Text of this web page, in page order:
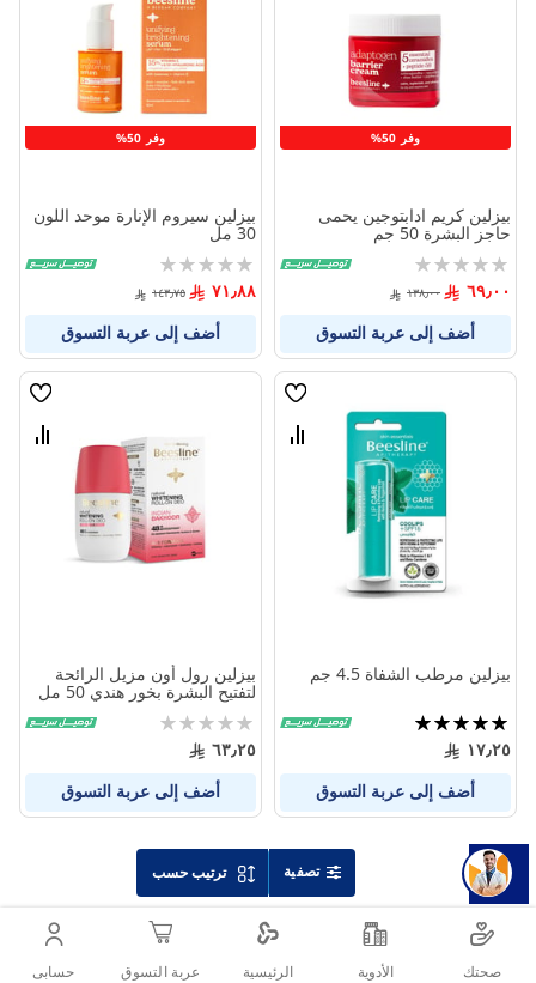
ترتيب حسب
وفر 50%
بيزلين كريم ادابتوجين يحمى
حاجز البشرة 50 جم
Rating:
٦٩٫٠٠ ١٣٨٫٠٠
أضف إلى عربة التسوق
وفر 50%
بيزلين سيروم الإنارة موحد اللون
30 مل
Rating:
0%
٧١٫٨٨ ١٤٣٫٧٥
أضف إلى عربة التسوق
قائمة
قارن
بيزلين مرطب الشفاة 4.5 جم
تقييم:
100%
١٧٫٢٥
أضف إلى عربة التسوق
قائمة
قارن
بيزلين رول أون مزيل الرائحة
لتفتيح البشرة بخور هندي 50 مل
Rating:
0%
٦٣٫٢٥
أضف إلى عربة التسوق
تصفية
صحتك الأدوية الرئيسية عربة التسوق حسابى